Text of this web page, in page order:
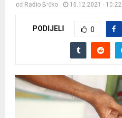
od Radio Brčko 16.12.2021 - 10:22
PODIJELI 0